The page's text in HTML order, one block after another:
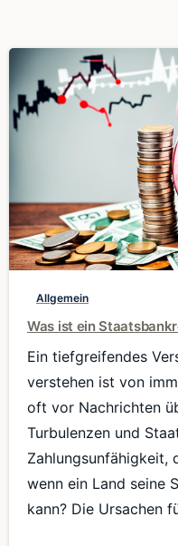
Allgemein
Was ist ein
Ein tiefgreifendes
verstehen ist von
oft vor Nachrichten
Turbulenzen und
Zahlungsunfähigkeit,
wenn ein Land seine
kann? Die Ursachen